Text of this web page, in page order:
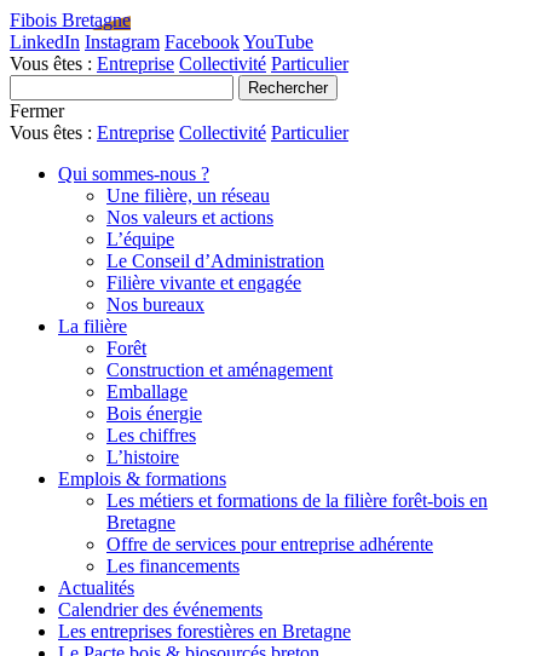
Fibois Bretagne
LinkedIn Instagram FacebookYouTube
Vous êtes : Entreprise Collectivité Particulier
Fermer
Vous êtes : Entreprise Collectivité Particulier
Qui sommes-nous ?
Une filière, un réseau
Nos valeurs et actions
L’équipe
Le Conseil d’Administration
Filière vivante et engagée
Nos bureaux
La filière
Forêt
Construction et aménagement
Emballage
Bois énergie
Les chiffres
L’histoire
Emplois & formations
Les métiers et formations de la filière forêt-bois en
Bretagne
Offre de services pour entreprise adhérente
Les financements
Actualités
Calendrier des événements
Les entreprises forestières en Bretagne